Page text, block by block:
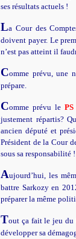
ses résultats actuels !
La Cour des
doivent payer. Le
n’est pas atteint il
Comme prévu, une
prépare.
Comme prévu le
justement répartis?
ancien député et
Président de la Cour
sous sa responsabilité !
Aujourd’hui, les
battre Sarkozy en
préparer la même
Tout ça fait le jeu du
développer sa